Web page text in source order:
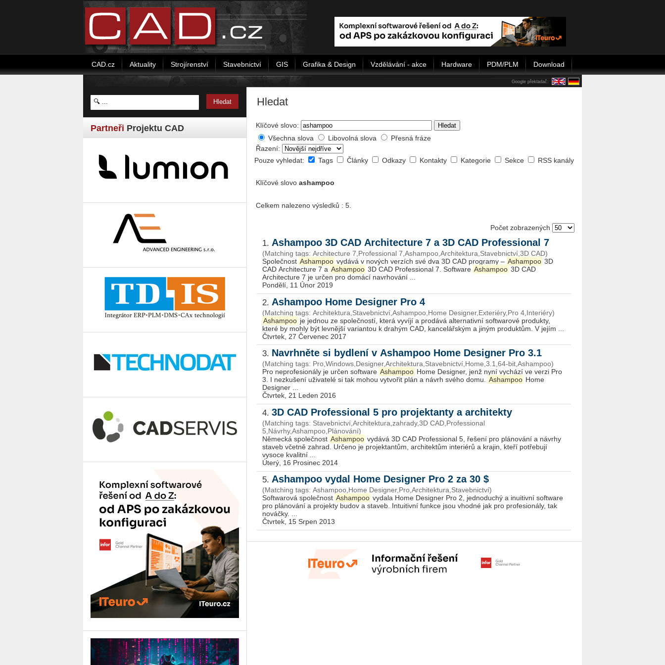
CAD.cz Aktuality Strojírenství Stavebnictví GIS Grafika & Design Vzdělávání - akce Hardware PDM/PLM Download
Google překladač:
Partneři Projektu CAD
Hledat
Klíčové slovo: Hledat
Všechna slova Libovolná slova
Přesná fráze
Řazení:
Pouze vyhledat:
Tags Články Odkazy Kontakty Kategorie Sekce RSS kanály
Klíčové slovo ashampoo
Celkem nalezeno výsledků : 5.
Počet zobrazených
1. Ashampoo 3D CAD Architecture 7 a 3D CAD Professional 7
(Matching tags: Architecture 7,Professional 7,Ashampoo,Architektura,Stavebnictví,3D CAD)
Společnost Ashampoo vydává v nových verzích své dva 3D CAD programy – Ashampoo 3D
CAD Architecture 7 a Ashampoo 3D CAD Professional 7. Software Ashampoo 3D CAD
Architecture 7 je určen pro domácí navrhování ...
Pondělí, 11 Únor 2019
2. Ashampoo Home Designer Pro 4
(Matching tags: Architektura,Stavebnictví,Ashampoo,Home Designer,Exteriéry,Pro 4,Interiéry)
Ashampoo je jednou ze společností, která vyvíjí a prodává alternativní softwarové produkty,
které by mohly být levnější variantou k drahým CAD, kancelářským a jiným produktům. V jejím ...
Čtvrtek, 27 Červenec 2017
3. Navrhněte si bydlení v Ashampoo Home Designer Pro 3.1
(Matching tags: Pro,Windows,Designer,Architektura,Stavebnictví,Home,3.1,64-bit,Ashampoo)
Pro neprofesionály je určen software Ashampoo Home Designer, jenž nyní vychází ve verzi Pro
3. I nezkušení uživatelé si tak mohou vytvořit plán a návrh svého domu.
Ashampoo Home
Designer ...
Čtvrtek, 21 Leden 2016
4. 3D CAD Professional 5 pro projektanty a architekty
(Matching tags: Stavebnictví,Architektura,zahrady,3D CAD,Professional
5,Návrhy,Ashampoo,Plánování)
Německá společnost Ashampoo vydává 3D CAD Professional 5, řešení pro plánování a návrhy
staveb včetně zahrad. Určeno je projektantům, architektům interiérů a krajin, kteří potřebují
vysoce kvalitní ...
Úterý, 16 Prosinec 2014
5. Ashampoo vydal Home Designer Pro 2 za 30 $
(Matching tags: Ashampoo,Home Designer,Pro,Architektura,Stavebnictví)
Softwarová společnost Ashampoo vydala Home Designer Pro 2, jednoduchý a inuitivní software
pro plánování a projekty budov a staveb. Intuitivní funkce jsou vhodné jak pro profesionály, tak
nováčky. ...
Čtvrtek, 15 Srpen 2013